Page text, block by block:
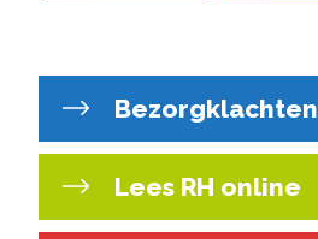
Bezorgklachten
Lees RH online